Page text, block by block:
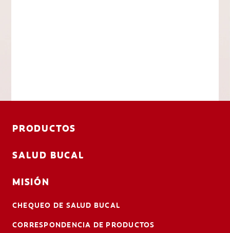
PRODUCTOS
SALUD BUCAL
MISIÓN
CHEQUEO DE SALUD BUCAL
CORRESPONDENCIA DE PRODUCTOS